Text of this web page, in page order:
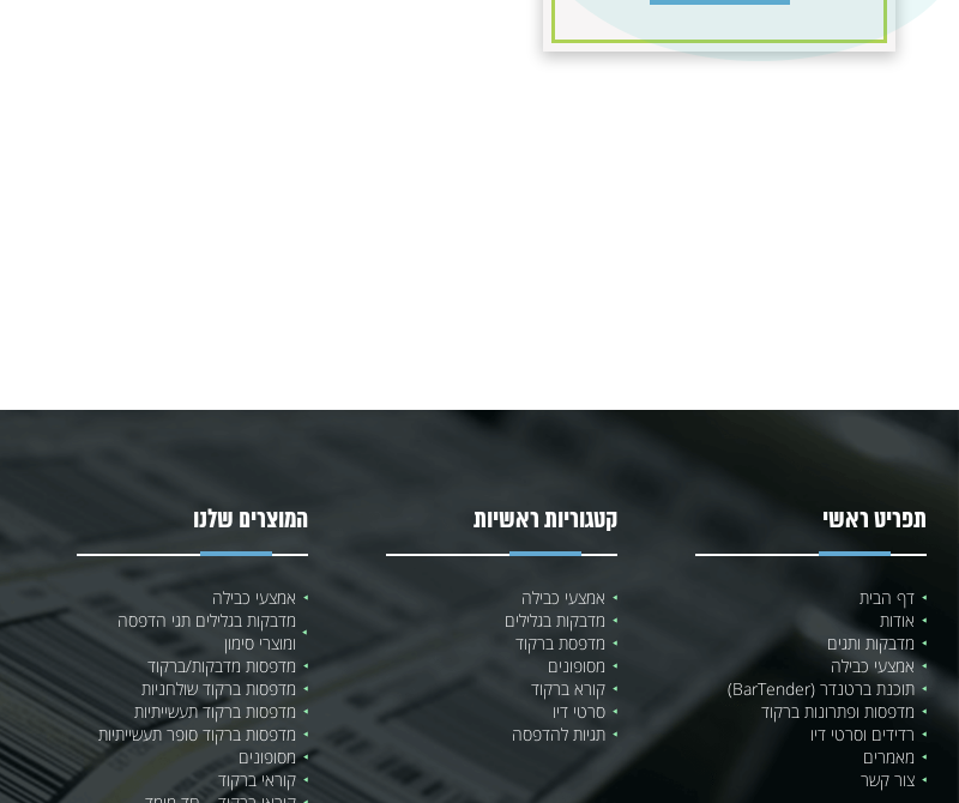
תפריט ראשי
דף הבית
אודות
מדבקות ותגים
אמצעי כבילה
תוכנת ברטנדר (BarTender)
מדפסות ופתרונות ברקוד
רדידים וסרטי דיו
מאמרים
צור קשר
קטגוריות ראשיות
אמצעי כבילה
מדבקות בגלילים
מדפסת ברקוד
מסופונים
קורא ברקוד
סרטי דיו
תגיות להדפסה
המוצרים שלנו
אמצעי כבילה
מדבקות בגלילים תגי הדפסה
ומוצרי סימון
מדפסות מדבקות/ברקוד
מדפסות ברקוד שולחניות
מדפסות ברקוד תעשייתיות
מדפסות ברקוד סופר תעשייתיות
מסופונים
קוראי ברקוד